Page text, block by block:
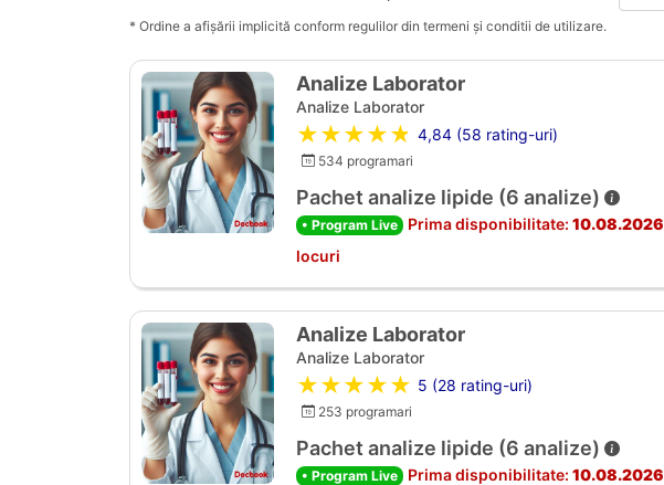
* Ordine a afișării implicită conform regulilor din termeni și conditii de utilizare.
Analize Laborator
Analize Laborator
★★★★★ 4,84 (58 rating-uri)
534 programari
Pachet analize lipide (6 analize)
• Program Live Prima disponibilitate: 10.08.2026
locuri
Analize Laborator
Analize Laborator
★★★★★ 5 (28 rating-uri)
253 programari
Pachet analize lipide (6 analize)
• Program Live Prima disponibilitate: 10.08.2026